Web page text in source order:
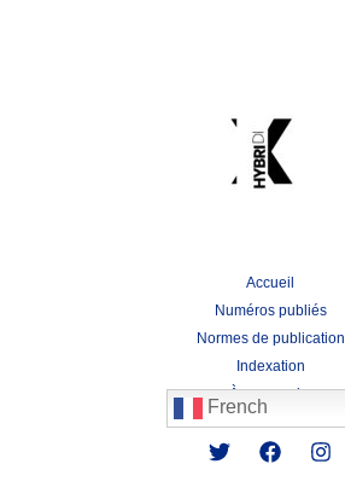
Accueil
Numéros publiés
Normes de publication
Indexation
À propos de:
French